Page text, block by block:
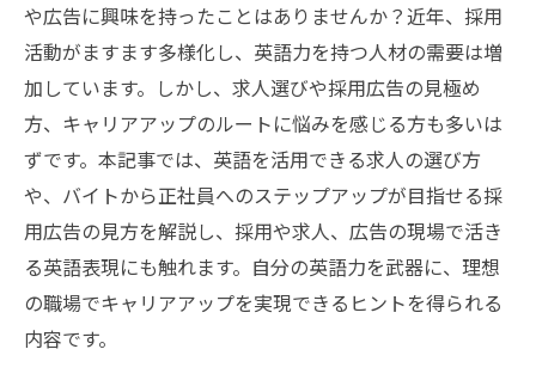
や広告に興味を持ったことはありませんか？近年、採用
活動がますます多様化し、英語力を持つ人材の需要は増
加しています。しかし、求人選びや採用広告の見極め
方、キャリアアップのルートに悩みを感じる方も多いは
ずです。本記事では、英語を活用できる求人の選び方
や、バイトから正社員へのステップアップが目指せる採
用広告の見方を解説し、採用や求人、広告の現場で活き
る英語表現にも触れます。自分の英語力を武器に、理想
の職場でキャリアアップを実現できるヒントを得られる
内容です。